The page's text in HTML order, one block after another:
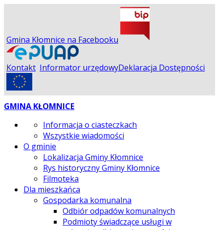
Gmina Kłomnice na Facebooku
Kontakt Informator urzędowyDeklaracja Dostępności
GMINA KŁOMNICE
Informacja o ciasteczkach
Wszystkie wiadomości
O gminie
Lokalizacja Gminy Kłomnice
Rys historyczny Gminy Kłomnice
Filmoteka
Dla mieszkańca
Gospodarka komunalna
Odbiór odpadów komunalnych
Podmioty świadczące usługi w